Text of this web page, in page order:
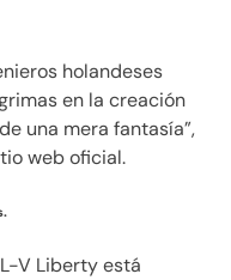
holandeses
en la creación
una mera fantasía”,
web oficial.
V Liberty está